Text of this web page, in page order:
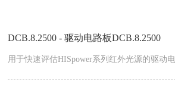
DCB.8.2500 - 驱动电路板DCB.8.2500
用于快速评估HISpower系列红外光源的驱动